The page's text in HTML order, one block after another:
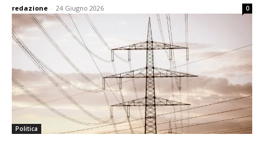
redazione - 24 Giugno 2026 0
Politica